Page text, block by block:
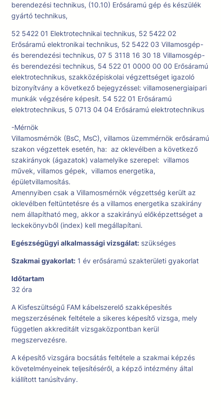
berendezési technikus, (10.10) Erősáramú gép és készülék
gyártó technikus,
52 5422 01 Elektrotechnikai technikus, 52 5422 02
Erősáramú elektronikai technikus, 52 5422 03 Villamosgép-
és berendezési technikus, 07 5 3118 16 30 18 Villamosgép-
és berendezési technikus, 54 522 01 0000 00 00 Erősáramú
elektrotechnikus, szakközépiskolai végzettséget igazoló
bizonyítvány a következő bejegyzéssel: villamosenergiaipari
munkák végzésére képesít. 54 522 01 Erősáramú
elektrotechnikus, 5 0713 04 04 Erősáramú elektrotechnikus
-Mérnök
Villamosmérnök (BsC, MsC), villamos üzemmérnök erősáramú
szakon végzettek esetén, ha: az oklevélben a következő
szakirányok (ágazatok) valamelyike szerepel: villamos
művek, villamos gépek, villamos energetika,
épületvillamosítás.
Amennyiben csak a Villamosmérnök végzettség került az
oklevélben feltüntetésre és a villamos energetika szakirány
nem állapítható meg, akkor a szakirányú előképzettséget a
leckekönyvből (index) kell megállapítani.
Egészségügyi alkalmassági vizsgálat: szükséges
Szakmai gyakorlat: 1 év erősáramú szakterületi gyakorlat
Időtartam
32 óra
A Kisfeszültségű FAM kábelszerelő szakképesítés
megszerzésének feltétele a sikeres képesítő vizsga, mely
független akkreditált vizsgaközpontban kerül
megszervezésre.
A képesítő vizsgára bocsátás feltétele a szakmai képzés
követelményeinek teljesítéséről, a képző intézmény által
kiállított tanúsítvány.